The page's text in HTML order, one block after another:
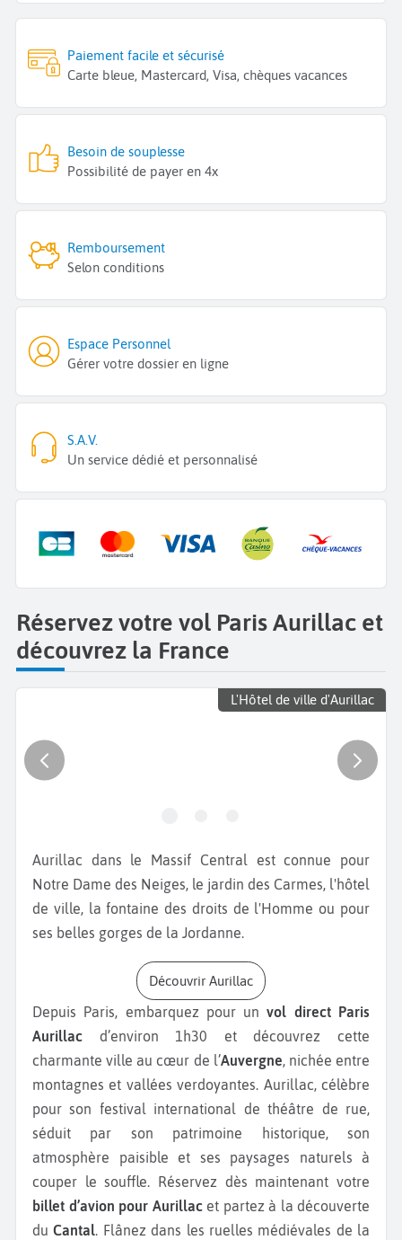
Paiement facile et sécurisé
Carte bleue, Mastercard, Visa, chèques vacances
Besoin de souplesse
Possibilité de payer en 4x
Remboursement
Selon conditions
Espace Personnel
Gérer votre dossier en ligne
S.A.V.
Un service dédié et personnalisé
Réservez votre vol Paris Aurillac et
découvrez la France
L'Hôtel de ville d'Aurillac
Aurillac dans le Massif Central est connue pour
Notre Dame des Neiges, le jardin des Carmes, l'hôtel
de ville, la fontaine des droits de l'Homme ou pour
ses belles gorges de la Jordanne.
Découvrir Aurillac
Depuis Paris, embarquez pour unvol direct Paris
Aurillac d’environ 1h30 et découvrez cette
charmante ville au cœur de l’Auvergne, nichée entre
montagnes et vallées verdoyantes. Aurillac, célèbre
pour son festival international de théâtre de rue,
séduit par son patrimoine historique, son
atmosphère paisible et ses paysages naturels à
couper le souffle. Réservez dès maintenant votre
billet d’avion pour Aurillacet partez à la découverte
du Cantal. Flânez dans les ruelles médiévales de la